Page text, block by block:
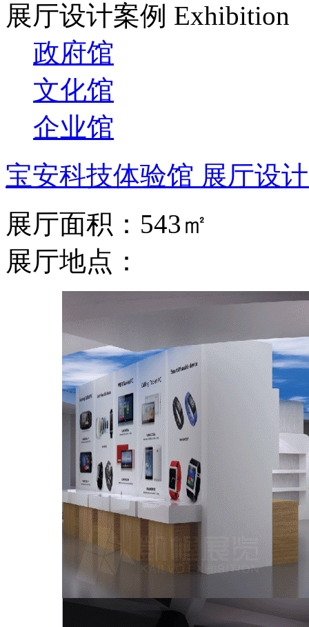
展厅设计案例 Exhibition
政府馆
文化馆
企业馆
宝安科技体验馆 展厅设
展厅面积：543㎡
展厅地点：